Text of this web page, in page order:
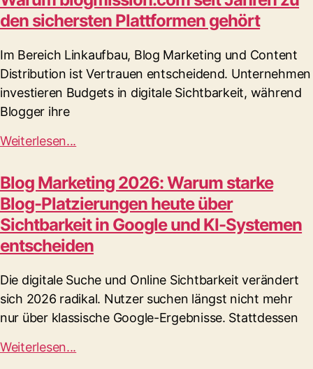
den sichersten Plattformen gehört
Im Bereich Linkaufbau, Blog Marketing und Content
Distribution ist Vertrauen entscheidend. Unternehmen
investieren Budgets in digitale Sichtbarkeit, während
Blogger ihre
Weiterlesen...
Blog Marketing 2026: Warum starke
Blog-Platzierungen heute über
Sichtbarkeit in Google und KI-Systemen
entscheiden
Die digitale Suche und Online Sichtbarkeit verändert
sich 2026 radikal. Nutzer suchen längst nicht mehr
nur über klassische Google-Ergebnisse. Stattdessen
Weiterlesen...